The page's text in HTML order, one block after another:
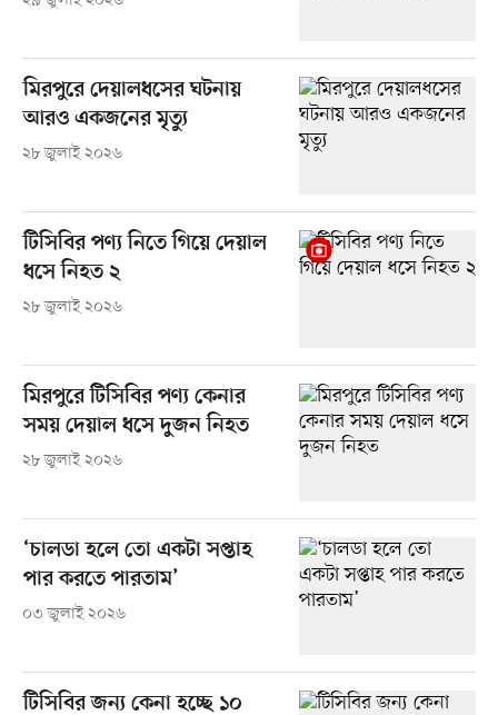
মিরপুরে দেয়ালধসের ঘটনায়
আরও একজনের মৃত্যু
২৮ জুলাই ২০২৬
টিসিবির পণ্য নিতে গিয়ে দেয়াল
ধসে নিহত ২
২৮ জুলাই ২০২৬
মিরপুরে টিসিবির পণ্য কেনার
সময় দেয়াল ধসে দুজন নিহত
২৮ জুলাই ২০২৬
‘চালডা হলে তো একটা সপ্তাহ
পার করতে পারতাম’
০৩ জুলাই ২০২৬
টিসিবির জন্য কেনা হচ্ছে ১০